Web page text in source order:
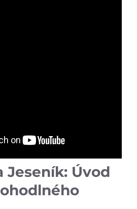
Jeseník: Úvod